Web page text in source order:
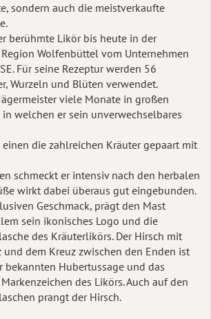
sondern auch die meistverkaufte
berühmte Likör bis heute in der
Wolfenbüttel vom Unternehmen
Für seine Rezeptur werden 56
Wurzeln und Blüten verwendet.
viele Monate in großen
welchen er sein unverwechselbares
die zahlreichen Kräuter gepaart mit
schmeckt er intensiv nach den herbalen
wirkt dabei überaus gut eingebunden.
Geschmack, prägt den Mast
sein ikonisches Logo und die
des Kräuterlikörs. Der Hirsch mit
dem Kreuz zwischen den Enden ist
bekannten Hubertussage und das
des Likörs. Auch auf den
prangt der Hirsch.